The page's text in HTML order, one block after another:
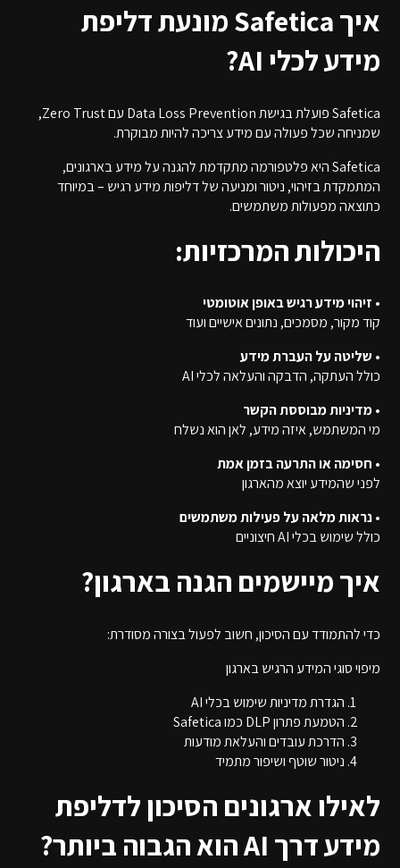
איך Safetica מונעת דליפת
מידע לכלי AI?
Safetica פועלת בגישת Data Loss Prevention עם Zero Trust,
שמניחה שכל פעולה עם מידע צריכה להיות מבוקרת.
Safetica היא פלטפורמה מתקדמת להגנה על מידע בארגונים,
המתמקדת בזיהוי, ניטור ומניעה של דליפות מידע רגיש – במיוחד
כתוצאה מפעולות משתמשים.
היכולות המרכזיות:
• זיהוי מידע רגיש באופן אוטומטי
קוד מקור, מסמכים, נתונים אישיים ועוד
• שליטה על העברת מידע
כולל העתקה, הדבקה והעלאה לכלי AI
• מדיניות מבוססת הקשר
מי המשתמש, איזה מידע, לאן הוא נשלח
• חסימה או התרעה בזמן אמת
לפני שהמידע יוצא מהארגון
• נראות מלאה על פעילות משתמשים
כולל שימוש בכלי AI חיצוניים
איך מיישמים הגנה בארגון?
כדי להתמודד עם הסיכון, חשוב לפעול בצורה מסודרת:
מיפוי סוגי המידע הרגיש בארגון
הגדרת מדיניות שימוש בכלי AI
הטמעת פתרון DLP כמו Safetica
הדרכת עובדים והעלאת מודעות
ניטור שוטף ושיפור מתמיד
לאילו ארגונים הסיכון לדליפת
מידע דרך AI הוא הגבוה ביותר?